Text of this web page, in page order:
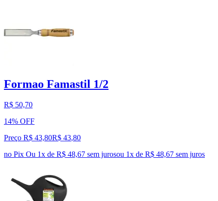
Formao Famastil 1/2
R$ 50,70
14% OFF
Preço R$ 43,80R$ 43,80
no Pix Ou 1x de R$ 48,67 sem jurosou 1x de R$ 48,67 sem juros